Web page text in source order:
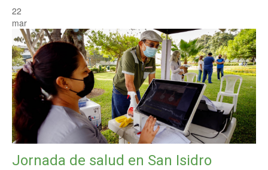
22
mar
Jornada de salud en San Isidro